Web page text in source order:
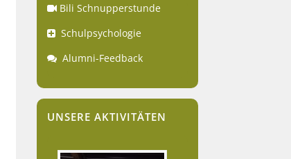
Bili Schnupperstunde
Schulpsychologie
Alumni-Feedback
UNSERE AKTIVITÄTEN